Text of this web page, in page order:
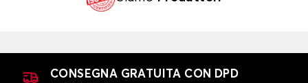
CONSEGNA GRATUITA CON DPD